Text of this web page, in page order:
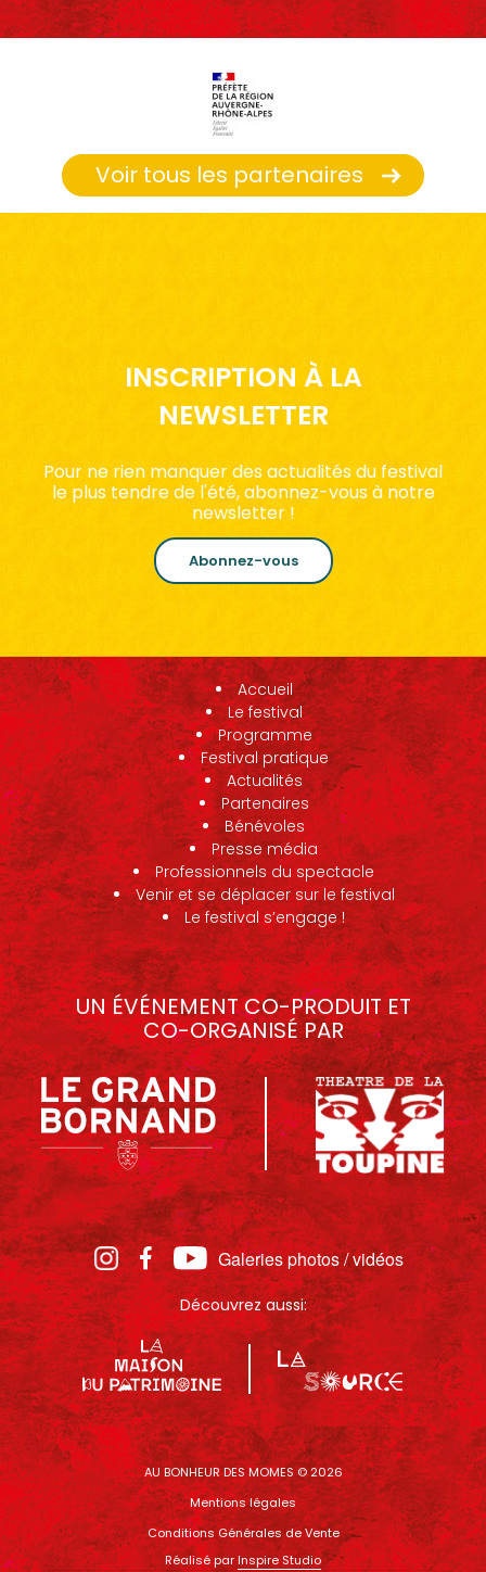
Voir tous les partenaires
INSCRIPTION À LA
NEWSLETTER
Pour ne rien manquer des actualités du festival
le plus tendre de l'été, abonnez-vous à notre
newsletter !
Abonnez-vous
Accueil
Le festival
Programme
Festival pratique
Actualités
Partenaires
Bénévoles
Presse média
Professionnels du spectacle
Venir et se déplacer sur le festival
Le festival s’engage !
UN ÉVÉNEMENT CO-PRODUIT ET
CO-ORGANISÉ PAR
Galeries photos / vidéos
Découvrez aussi:
AU BONHEUR DES MOMES © 2026
Mentions légales
Conditions Générales de Vente
Réalisé par Inspire Studio